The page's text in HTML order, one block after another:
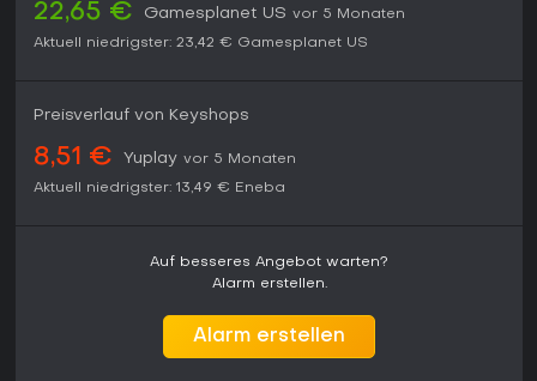
22,65 € Gamesplanet US vor 5 Monaten
Aktuell niedrigster: 23,42 € Gamesplanet US
Preisverlauf von Keyshops
8,51 € Yuplay vor 5 Monaten
Aktuell niedrigster: 13,49 € Eneba
Auf besseres Angebot warten?
Alarm erstellen.
Alarm erstellen